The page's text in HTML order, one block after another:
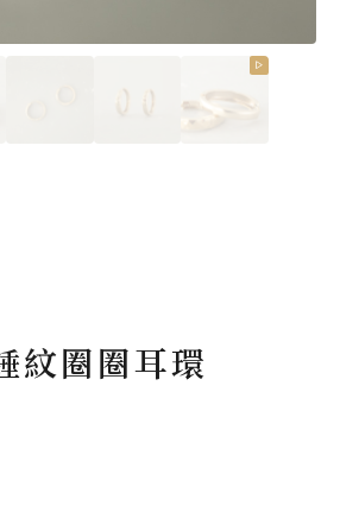
紋圈圈耳環